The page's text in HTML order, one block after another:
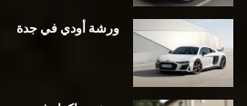
ورشة أودي في جدة